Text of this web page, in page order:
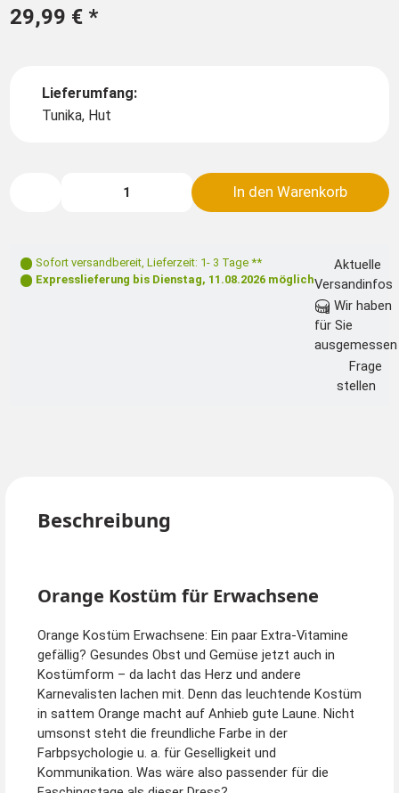
29,99 € *
Lieferumfang:
Tunika, Hut
In den Warenkorb
Sofort versandbereit, Lieferzeit: 1- 3 Tage **
Expresslieferung bis Dienstag, 11.08.2026 möglich
Aktuelle
Versandinfos
für Sie
ausgemessen
Frage
stellen
Beschreibung
Orange Kostüm für Erwachsene
Orange Kostüm Erwachsene: Ein paar Extra-Vitamine
gefällig? Gesundes Obst und Gemüse jetzt auch in
Kostümform – da lacht das Herz und andere
Karnevalisten lachen mit. Denn das leuchtende Kostüm
in sattem Orange macht auf Anhieb gute Laune. Nicht
umsonst steht die freundliche Farbe in der
Farbpsychologie u. a. für Geselligkeit und
Kommunikation. Was wäre also passender für die